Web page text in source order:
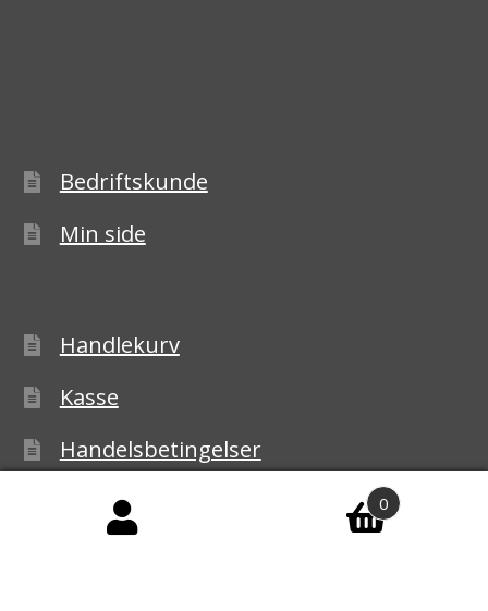
Bedriftskunde
Min side
Handlekurv
Kasse
Handelsbetingelser
Personvernerklæring
0